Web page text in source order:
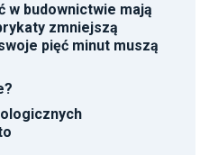
w budownictwie mają
zmniejszą
pięć minut muszą